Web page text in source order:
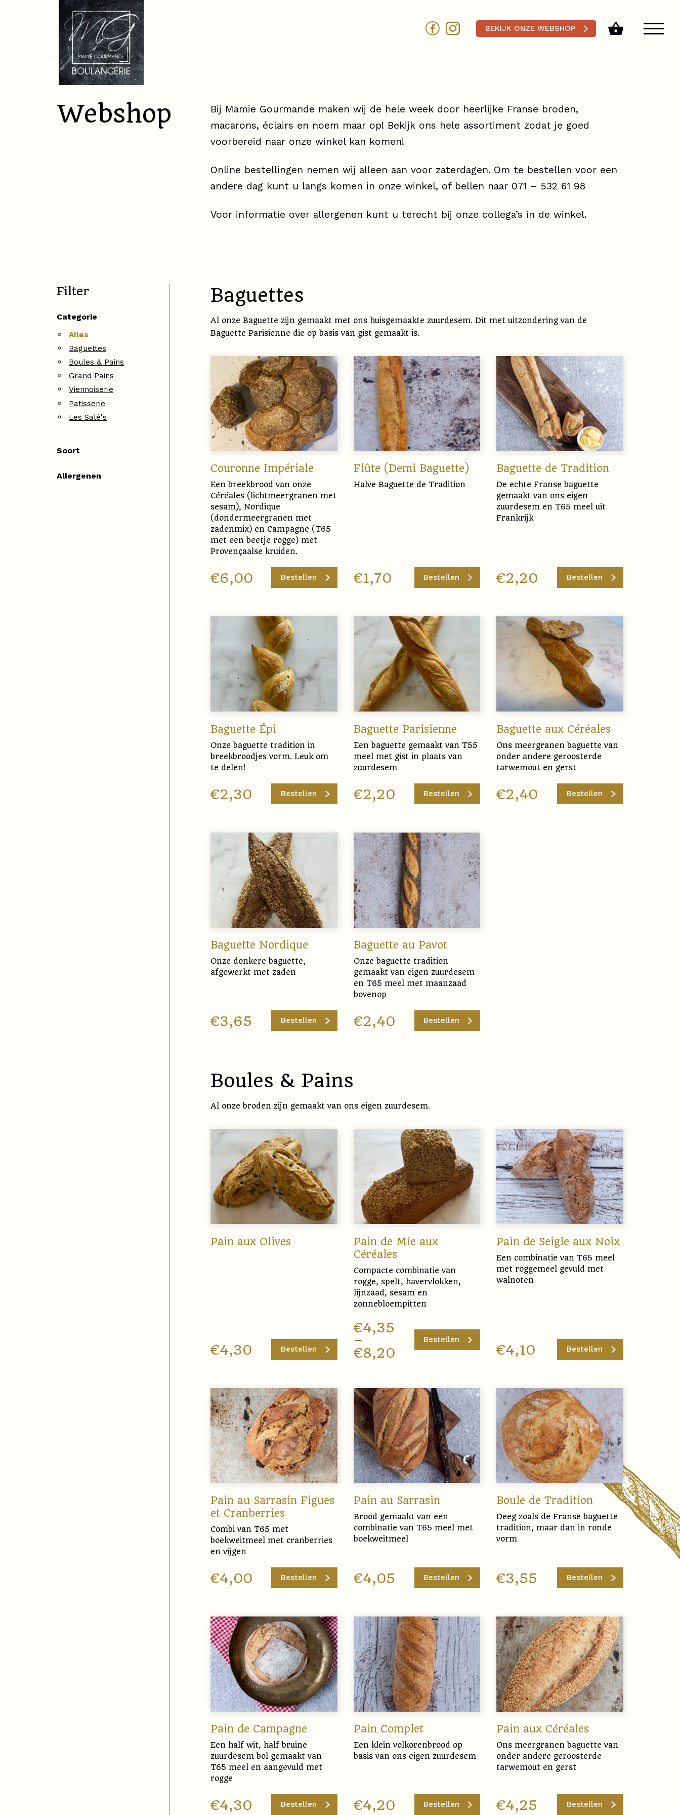
BEKIJK ONZE WEBSHOP
Webshop
Bij Mamie Gourmande maken wij de hele week door heerlijke Franse broden,
macarons, éclairs en noem maar op! Bekijk ons hele assortiment zodat je goed
voorbereid naar onze winkel kan komen!
Online bestellingen nemen wij alleen aan voor zaterdagen. Om te bestellen voor een
andere dag kunt u langs komen in onze winkel, of bellen naar 071 – 532 61 98
Voor informatie over allergenen kunt u terecht bij onze collega’s in de winkel.
Filter
Categorie
Alles
Baguettes
Boules & Pains
Grand Pains
Viennoiserie
Patisserie
Les Salé's
Soort
Allergenen
Baguettes
Al onze Baguette zijn gemaakt met ons huisgemaakte zuurdesem. Dit met uitzondering van de
Baguette Parisienne die op basis van gist gemaakt is.
Couronne Impériale
Een breekbrood van onze
Céréales (lichtmeergranen met
sesam), Nordique
(dondermeergranen met
zadenmix) en Campagne (T65
met een beetje rogge) met
Provençaalse kruiden.
€6,00 Bestellen
Flûte (Demi Baguette)
Halve Baguette de Tradition
€1,70 Bestellen
Baguette de Tradition
De echte Franse baguette
gemaakt van ons eigen
zuurdesem en T65 meel uit
Frankrijk
€2,20 Bestellen
Baguette Épi
Onze baguette tradition in
breekbroodjes vorm. Leuk om
te delen!
€2,30 Bestellen
Baguette Parisienne
Een baguette gemaakt van T55
meel met gist in plaats van
zuurdesem
€2,20 Bestellen
Baguette aux Céréales
Ons meergranen baguette van
onder andere geroosterde
tarwemout en gerst
€2,40 Bestellen
Baguette Nordique
Onze donkere baguette,
afgewerkt met zaden
€3,65 Bestellen
Baguette au Pavot
Onze baguette tradition
gemaakt van eigen zuurdesem
en T65 meel met maanzaad
bovenop
€2,40 Bestellen
Boules & Pains
Al onze broden zijn gemaakt van ons eigen zuurdesem.
Pain aux Olives
€4,30 Bestellen
Pain de Mie aux
Céréales
Compacte combinatie van
rogge, spelt, havervlokken,
lijnzaad, sesam en
zonnebloempitten
€4,35
–
€8,20
Bestellen
Pain de Seigle aux Noix
Een combinatie van T65 meel
met roggemeel gevuld met
walnoten
€4,10 Bestellen
Pain au Sarrasin Figues
et Cranberries
Combi van T65 met
boekweitmeel met cranberries
en vijgen
€4,00 Bestellen
Pain au Sarrasin
Brood gemaakt van een
combinatie van T65 meel met
boekweitmeel
€4,05 Bestellen
Boule de Tradition
Deeg zoals de Franse baguette
tradition, maar dan in ronde
vorm
€3,55 Bestellen
Pain de Campagne
Een half wit, half bruine
zuurdesem bol gemaakt van
T65 meel en aangevuld met
rogge
€4,30 Bestellen
Pain Complet
Een klein volkorenbrood op
basis van ons eigen zuurdesem
€4,20 Bestellen
Pain aux Céréales
Ons meergranen baguette van
onder andere geroosterde
tarwemout en gerst
€4,25 Bestellen